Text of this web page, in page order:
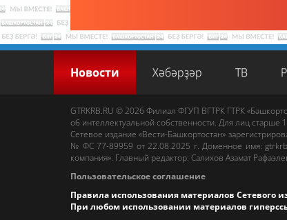
Новости Хәбәрҙәр ТВ
GTRKRB.RU © 2026 Филиал ФГУП ВГТРК ГТРК
об интеллектуальной собственности. Для лиц старше
Сетевое издание «Вести-Башкортостан»
№ ФС 77-89959 от 22.08.2025 г. Доменное имя:
компания». Главный редактор: Салихов Азамат
Пользовательское соглашение
Правила использования материалов Сетевого
При любом использовании материалов